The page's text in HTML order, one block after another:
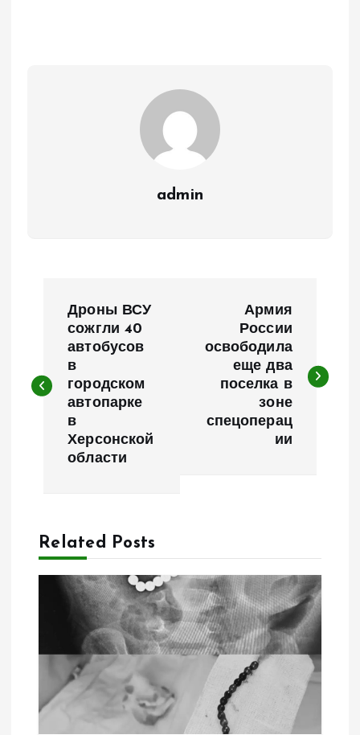
admin
в
ц
и
п
Дроны ВСУ
сожгли 40
автобусов
в
городском
автопарке
в
Херсонской
области
Армия
России
освободила
еще два
поселка в
зоне
спецоперац
ии
Related Posts